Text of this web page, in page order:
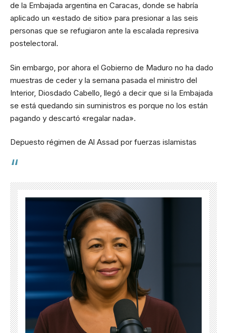
de la Embajada argentina en Caracas, donde se habría
aplicado un «estado de sitio» para presionar a las seis
personas que se refugiaron ante la escalada represiva
postelectoral.
Sin embargo, por ahora el Gobierno de Maduro no ha dado
muestras de ceder y la semana pasada el ministro del
Interior, Diosdado Cabello, llegó a decir que si la Embajada
se está quedando sin suministros es porque no los están
pagando y descartó «regalar nada».
Depuesto régimen de Al Assad por fuerzas islamistas